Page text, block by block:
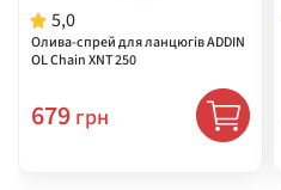
5,0
Олива-спрей для ланцюгів ADDIN
OL Chain XNT 250
679 грн